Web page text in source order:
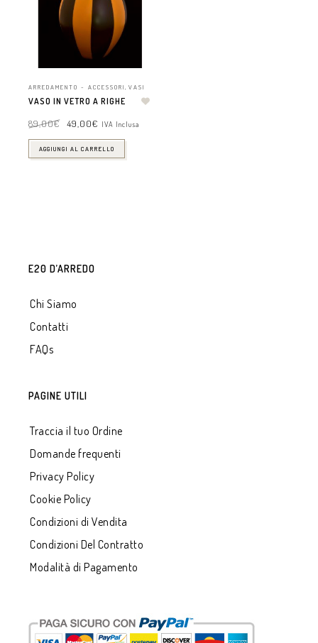
ARREDAMENTO - ACCESSORI VASI
VASO IN VETRO A RIGHE
89,00€ 49,00€ IVA Inclusa
AGGIUNGI AL CARRELLO
E20 D’ARREDO
Chi Siamo
Contatti
FAQs
PAGINE UTILI
Traccia il tuo Ordine
Domande frequenti
Privacy Policy
Cookie Policy
Condizioni di Vendita
Condizioni Del Contratto
Modalità di Pagamento